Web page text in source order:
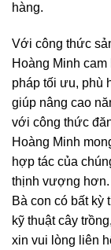
hàng.
Với công thức
Hoàng Minh
pháp tối ưu, phù
giúp nâng cao
với công thức
Hoàng Minh
hợp tác của
thịnh vượng hơn.
Bà con có bất kỳ
kỹ thuật cây
xin vui lòng liên